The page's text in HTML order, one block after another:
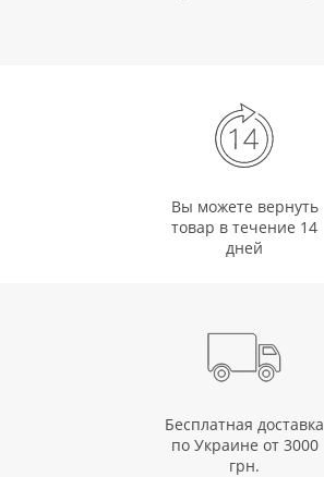
Вы можете вернуть
товар в течение 14
дней
Бесплатная доставка
по Украине от 3000
грн.